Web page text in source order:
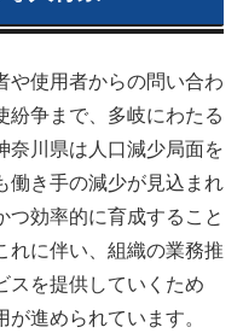
や使用者からの問い合わ
紛争まで、多岐にわたる
奈川県は人口減少局面を
働き手の減少が見込まれ
つ効率的に育成すること
れに伴い、組織の業務推
スを提供していくため
進められています。